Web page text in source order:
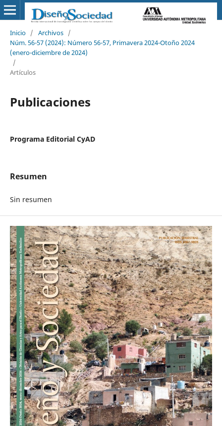
Inicio / Archivos /
Núm. 56-57 (2024): Número 56-57, Primavera 2024-Otoño 2024
(enero-diciembre de 2024)
/
Artículos
Publicaciones
Programa Editorial CyAD
Resumen
Sin resumen